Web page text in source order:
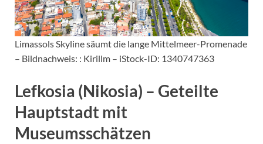
Limassols Skyline säumt die lange Mittelmeer-Promenade
– Bildnachweis: : Kirillm – iStock-ID: 1340747363
Lefkosia (Nikosia) – Geteilte
Hauptstadt mit
Museumsschätzen